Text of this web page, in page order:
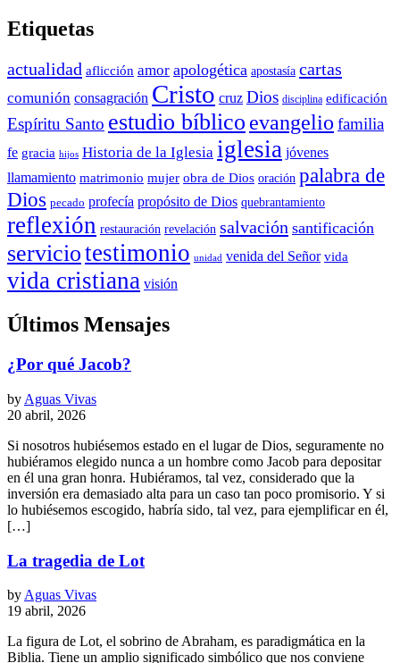
Etiquetas
actualidad aflicción amor apologética apostasía cartas
comunión consagración Cristo cruz Dios disciplina edificación
Espíritu Santo estudio bíblico evangelio familia
fe gracia hijos Historia de la Iglesia iglesia jóvenes
llamamiento matrimonio mujer obra de Dios oración palabra de
Dios pecado profecía propósito de Dios quebrantamiento
reflexión restauración revelación salvación santificación
serviciotestimonio unidad venida del Señor vida
vida cristiana visión
Últimos Mensajes
¿Por qué Jacob?
by Aguas Vivas
20 abril, 2026
Si nosotros hubiésemos estado en el lugar de Dios, seguramente no
hubiéramos elegido nunca a un hombre como Jacob para depositar
en él una gran honra. Hubiéramos, tal vez, considerado que la
inversión era demasiado alta para un caso tan poco promisorio. Y si
lo hubiésemos escogido, habría sido, tal vez, para ejemplificar en él,
[…]
La tragedia de Lot
by Aguas Vivas
19 abril, 2026
La figura de Lot, el sobrino de Abraham, es paradigmática en la
Biblia. Tiene un amplio significado simbólico que nos conviene